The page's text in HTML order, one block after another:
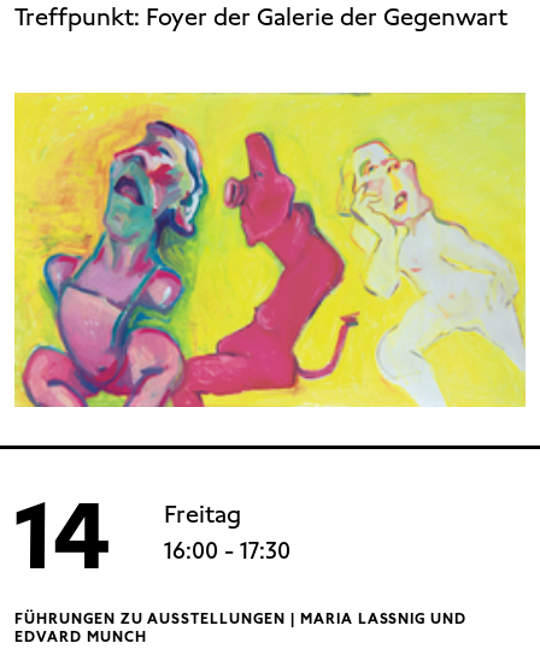
Treffpunkt: Foyer der Galerie der Gegenwart
14
Freitag
16:00 - 17:30
FÜHRUNGEN ZU AUSSTELLUNGEN | MARIA LASSNIG UND
EDVARD MUNCH